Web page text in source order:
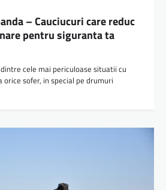
– Cauciucuri care reduc
pentru siguranta ta
cele mai periculoase situatii cu
sofer, in special pe drumuri